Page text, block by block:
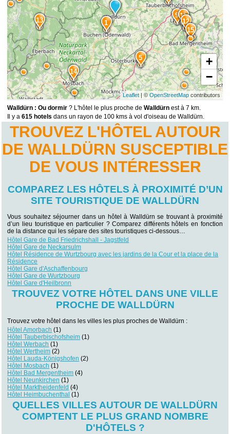
15
14
13 12
11
9
5
1
+
−
Leaflet| © OpenStreetMapcontributors
Walldürn : Ou dormir ? L'hôtel le plus proche deWalldürn est à 7 km.
Il y a615 hotels dans un rayon de 100 kms à vol d'oiseau de Walldürn.
TROUVEZ L'HÔTEL AUTOUR
DE WALLDÜRN SUSCEPTIBLE
DE VOUS INTÉRESSER
COMPAREZ LES HÔTELS À PROXIMITÉ D’UN
SITE TOURISTIQUE DE WALLDÜRN
Vous souhaitez séjourner dans un hôtel à Walldürn se trouvant à proximité
d’un lieu touristique en particulier ? Comparez différents hôtels en fonction
de la distance qui les sépare des sites touristiques ci-dessous…
Hôtel Gare de Bad Friedrichshall - Jagstfeld
Hôtel Gare de Neckarsulm
Hôtel Résidence de Wurtzbourg avec les jardins de la Cour et la place de la
Résidence
Hôtel Gare d'Aschaffenbourg
Hôtel Gare de Wurtzbourg
Hôtel Gare d'Heilbronn
TROUVEZ VOTRE HÔTEL DANS UNE VILLE
PROCHE DE WALLDÜRN
Trouvez votre hôtel dans les villes les plus proches de Walldürn :
Hôtel Amorbach (1)
Hôtel Tauberbischofsheim (1)
Hôtel Werbach (1)
Hôtel Wertheim (2)
Hôtel Lauda-Königshofen (2)
Hôtel Mosbach (1)
Hôtel Bad Mergentheim (4)
Hôtel Neunkirchen (1)
Hôtel Marktheidenfeld (4)
Hôtel Heimbuchenthal (1)
QUELLES VILLES AUTOUR DE WALLDÜRN
COMPTENT LE PLUS GRAND NOMBRE
D'HÔTELS ?